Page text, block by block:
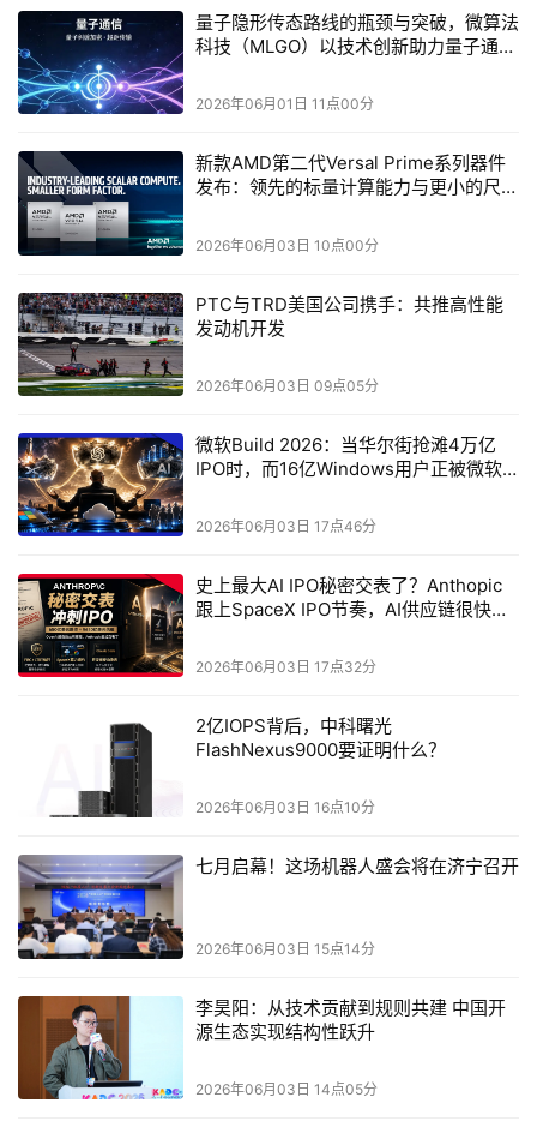
依赖中继、设备成本高。微算法科技
（NASDAQ:MLGO）针对偏振编码、相位编码等主流协
议的工程化痛点，重点优化量子态调控与噪声补偿算法，
节点的规模化复用。
连续变量隐形传态（CV-QT）是兼容经典通信的低成
本路线，其以相干态光场的振幅、相位等连续量子变量为
需单光子源，直接利用经典光通信的光电探测器即可实现
测量。其核心依赖高斯纠缠态分发，通过测量光场的正交
分量实现量子态传输，本质是量子态的连续变量映射重
量衍生版），通过相干态的正交分量编码，适配量子-经
典共纤传输场景。该路线的优势是兼容经典光通信系统、
设备成本低、城域短距离传输速率高、易集成化，适合数
噪声能力弱、远距离量子态保真度陡降、安全论证复杂，
暂不适合长距离骨干网传输。微算法科技
（NASDAQ:MLGO）聚焦连续变量方案的实用化瓶颈，
发力协议轻量化与共纤传输适配，着重提升连续变量系统
的信息承载效率与安全强度
多粒子纠缠隐形传态是复杂量子态传输的最前沿路
线，单粒子隐形传态仅能传输单个量子比特信息，无法满
（多粒子纠缠态）传输的需求。多粒子纠缠隐形传态的核
心是构建多粒子纠缠簇态，通过多节点协同的贝尔基测量
与纠缠交换，实现N个粒子纠缠态的跨节点传输。其技术
难点在于多粒子纠缠的制备、分发与同步测量，需要突破
多通道量子态调控与噪声抑制技术。多粒子纠缠隐形传态
的优势是可传输复杂量子态、支撑大规模量子网络构建、
适配量子计算与量子传感融合场景；而短板是技术成熟度
低、多粒子纠缠制备效率低、设备复杂度极高、成本昂
量子隐形传态路线的瓶颈与突破，微算法
科技（MLGO）以技术创新助力量子通信
2026年06月01日 11点00分
新款AMD第二代Versal Prime系列器件
发布：领先的标量计算能力与更小的尺寸
2026年06月03日 10点00分
PTC与TRD美国公司携手：共推高性能
发动机开发
2026年06月03日 09点05分
微软Build 2026：当华尔街抢滩4万亿
IPO时，而16亿Windows用户正被微软
2026年06月03日 17点46分
史上最大AI IPO秘密交表了？Anthopic
跟上SpaceX IPO节奏，AI供应链很快又
2026年06月03日 17点32分
2亿IOPS背后，中科曙光
FlashNexus9000要证明什么？
2026年06月03日 16点10分
七月启幕！这场机器人盛会将在济宁召开
2026年06月03日 15点14分
李昊阳：从技术贡献到规则共建 中国开
源生态实现结构性跃升
2026年06月03日 14点05分